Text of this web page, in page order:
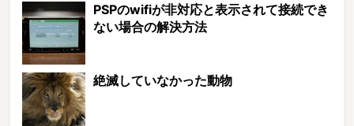
PSPのwifiが非対応と表示されて接続でき
ない場合の解決方法
絶滅していなかった動物